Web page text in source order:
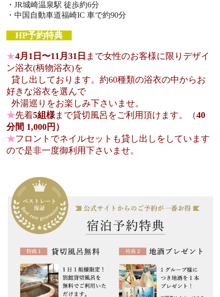
・JR城崎温泉駅 徒歩約6分
・中国自動車道福崎IC 車で約90分
HP予約特典
★4月1日〜11月31日 まで女性のお客様に限りデザイ
ン浴衣(柄物浴衣)を
貸し出しております。約60種類の浴衣の中からお
好きな浴衣を選んで
外湯巡りをお楽しみ下さいませ。
★先着5組様まで貸切風呂をご利用頂けます。（40
分間 1,000円）
★フロントでネイルセットも貸し出しをしています
ので是非一度御利用下さいませ。